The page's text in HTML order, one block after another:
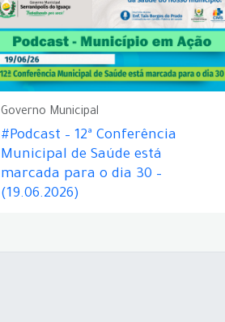
Governo Municipal
#Podcast – 12ª Conferência
Municipal de Saúde está
marcada para o dia 30 –
(19.06.2026)